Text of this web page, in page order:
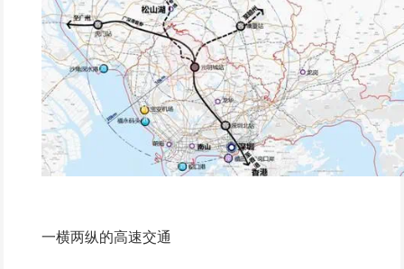
一横两纵的高速交通